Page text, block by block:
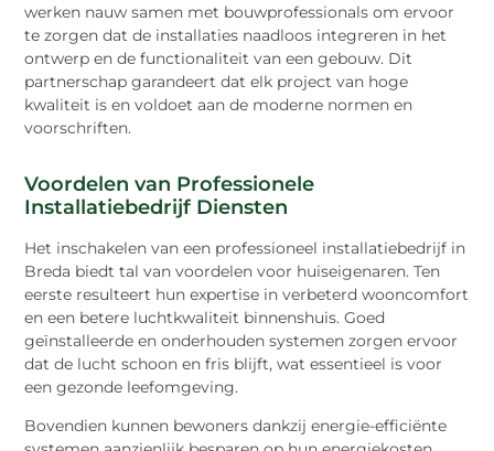
werken nauw samen met bouwprofessionals om ervoor
te zorgen dat de installaties naadloos integreren in het
ontwerp en de functionaliteit van een gebouw. Dit
partnerschap garandeert dat elk project van hoge
kwaliteit is en voldoet aan de moderne normen en
voorschriften.
Voordelen van Professionele
Installatiebedrijf Diensten
Het inschakelen van een professioneel installatiebedrijf in
Breda biedt tal van voordelen voor huiseigenaren. Ten
eerste resulteert hun expertise in verbeterd wooncomfort
en een betere luchtkwaliteit binnenshuis. Goed
geïnstalleerde en onderhouden systemen zorgen ervoor
dat de lucht schoon en fris blijft, wat essentieel is voor
een gezonde leefomgeving.
Bovendien kunnen bewoners dankzij energie-efficiënte